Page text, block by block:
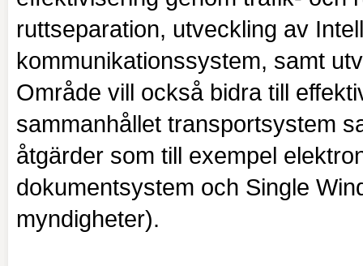
ruttseparation, utveckling av
kommunikationssystem, samt
Område vill också bidra till
sammanhållet transportsystem
åtgärder som till exempel
dokumentsystem och Single
myndigheter).